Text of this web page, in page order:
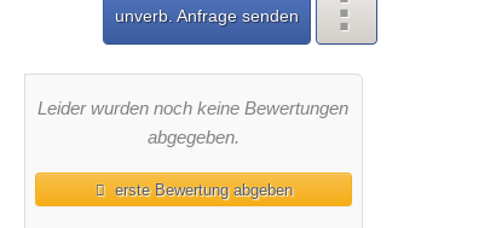
unverb. Anfrage senden
Leider wurden noch keine Bewertungen
abgegeben.
erste Bewertung abgeben